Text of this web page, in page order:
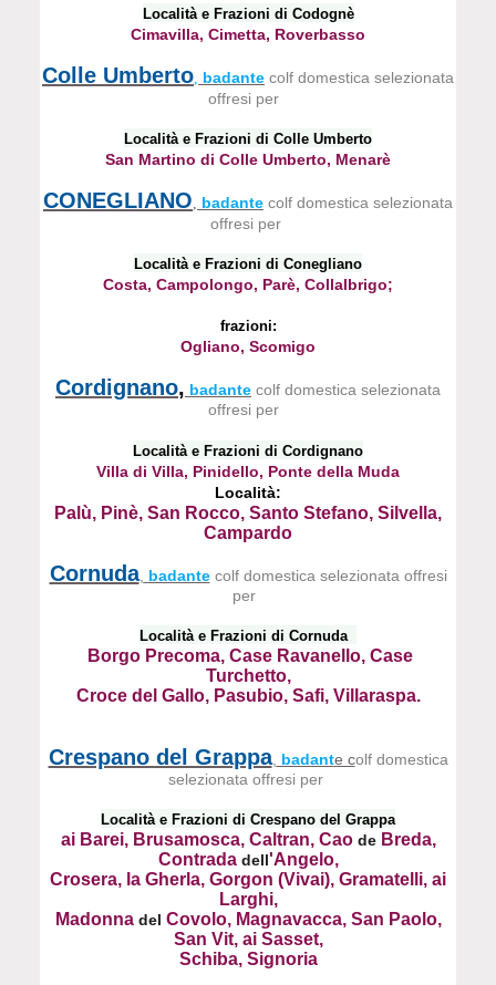
Località e Frazioni di Codognè
Cimavilla, Cimetta, Roverbasso
Colle Umberto badante colf domestica selezionata
offresi per
Località e Frazioni di Colle Umberto
San Martino di Colle Umberto, Menarè
CONEGLIANO badante colf domestica selezionata
offresi per
Località e Frazioni di Conegliano
Costa, Campolongo, Parè, Collalbrigo;
frazioni:
Ogliano, Scomigo
Cordignano, badante colf domestica selezionata
offresi per
Località e Frazioni di Cordignano
Villa di Villa, Pinidello, Ponte della Muda
Località:
Palù, Pinè, San Rocco, Santo Stefano, Silvella,
Campardo
Cornuda, badante colf domestica selezionata offresi
per
Località e Frazioni di Cornuda
Borgo Precoma, Case Ravanello, Case
Turchetto,
Croce del Gallo, Pasubio, Safi, Villaraspa.
Crespano del Grappa, badante colf domestica
selezionata offresi per
Località e Frazioni di Crespano del Grappa
ai Barei, Brusamosca, Caltran, Cao deBreda,
Contrada dell'Angelo,
Crosera, la Gherla, Gorgon (Vivai), Gramatelli, ai
Larghi,
Madonna del Covolo, Magnavacca, San Paolo,
San Vit, ai Sasset,
Schiba, Signoria